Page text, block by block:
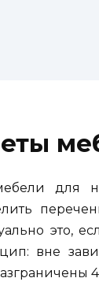
для
это,
вне